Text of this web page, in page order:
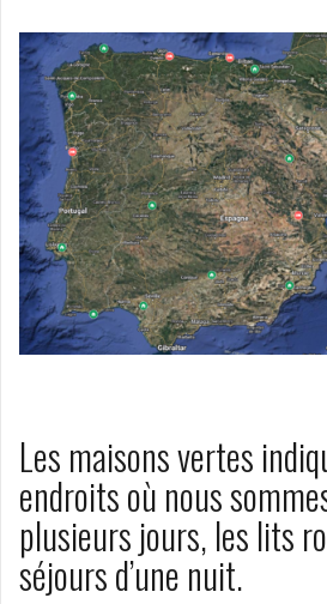
Les maisons vertes
endroits où nous
plusieurs jours, les lits
séjours d’une nuit.